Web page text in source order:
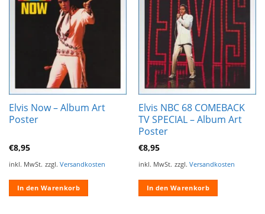
Wunschliste
hinzufügen
Elvis Now – Album Art
Poster
€8,95
inkl. MwSt. zzgl. Versandkosten
In den Warenkorb
Zur
Wunschliste
hinzufügen
Elvis NBC 68 COMEBACK
TV SPECIAL – Album Art
Poster
€8,95
inkl. MwSt. zzgl. Versandkosten
In den Warenkorb